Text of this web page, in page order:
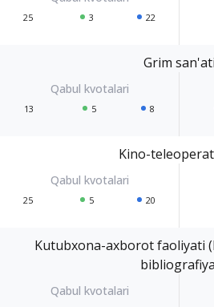
25 3 22
Grim san'ati
13 5 8
Kino-
25 5 20
Kutubxona-axborot faoliyati